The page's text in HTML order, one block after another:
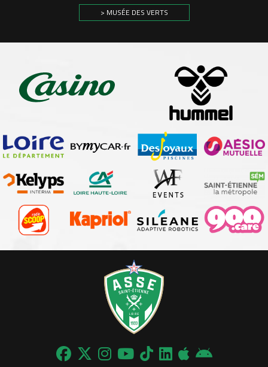
> MUSÉE DES VERTS